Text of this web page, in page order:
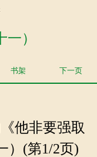
）
书架 下一页
他非要强取
）(第1/2页)